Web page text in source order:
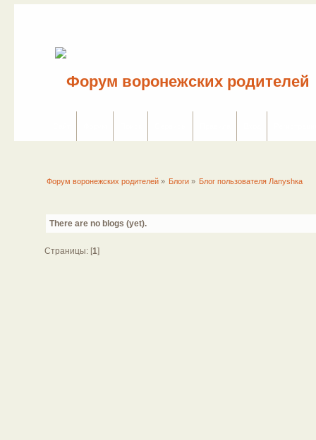
Форум воронежских родителей» Блоги » Блог пользователя Лапуshка
There are no blogs (yet).
Страницы: [1]